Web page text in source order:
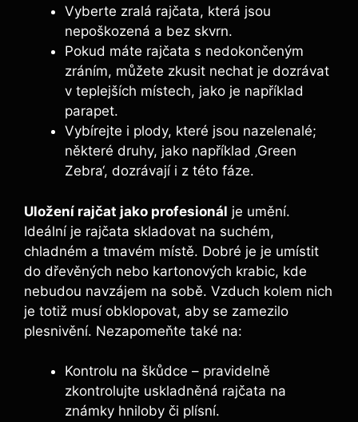
Vyberte zralá rajčata, která⁢ jsou
nepoškozená a bez skvrn.
Pokud​ máte rajčata s‌ nedokončeným
zráním, můžete ⁤zkusit​ nechat je dozrávat
v teplejších místech,​ jako je například⁤
parapet.
Vybírejte​ i ⁣plody, které jsou nazelenalé;
některé druhy, jako například ‚Green
Zebra‘, dozrávají i z této fáze.
Uložení rajčat‍ jako ‌profesionál je umění.
Ideální je rajčata skladovat na suchém,‍
chladném a tmavém místě. Dobré ‌je je umístit
do dřevěných nebo kartonových ‍krabic, kde
nebudou navzájem na sobě. Vzduch ‍kolem nich
je totiž musí​ obklopovat, aby se zamezilo
plesnivění. ⁢Nezapomeňte také na:
Kontrolu na škůdce – pravidelně
zkontrolujte ‍uskladněná rajčata na
známky hniloby​ či plísní.